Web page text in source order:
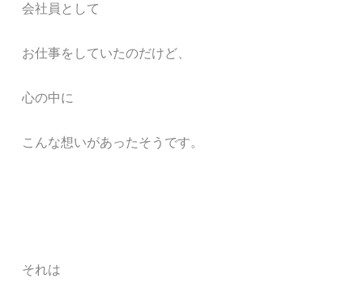
会社員として
お仕事をしていたのだけど、
心の中に
こんな想いがあったそうです。
それは